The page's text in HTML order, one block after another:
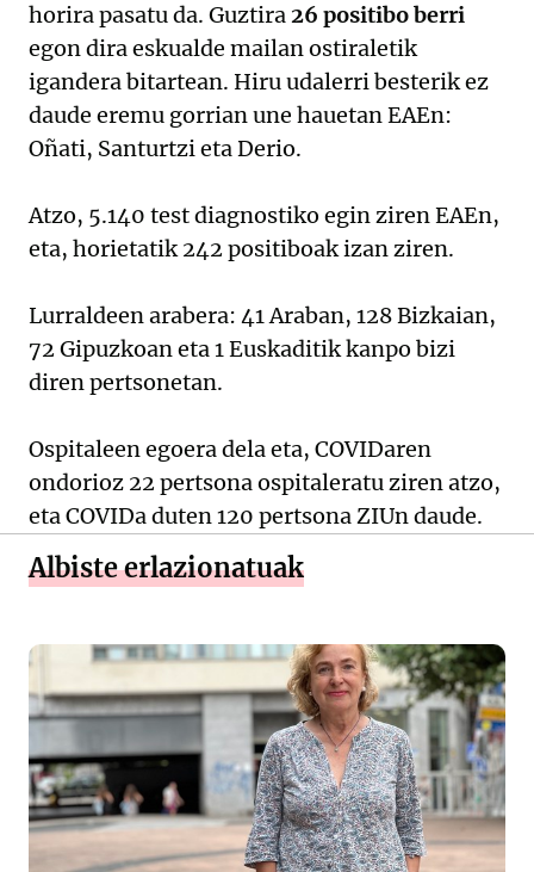
horira pasatu da. Guztira26 positibo berri
egon dira eskualde mailan ostiraletik
igandera bitartean. Hiru udalerri besterik ez
daude eremu gorrian une hauetan EAEn:
Oñati, Santurtzi eta Derio.
Atzo, 5.140 test diagnostiko egin ziren EAEn,
eta, horietatik 242 positiboak izan ziren.
Lurraldeen arabera: 41 Araban, 128 Bizkaian,
72 Gipuzkoan eta 1 Euskaditik kanpo bizi
diren pertsonetan.
Ospitaleen egoera dela eta, COVIDaren
ondorioz 22 pertsona ospitaleratu ziren atzo,
eta COVIDa duten 120 pertsona ZIUn daude.
Albiste erlazionatuak